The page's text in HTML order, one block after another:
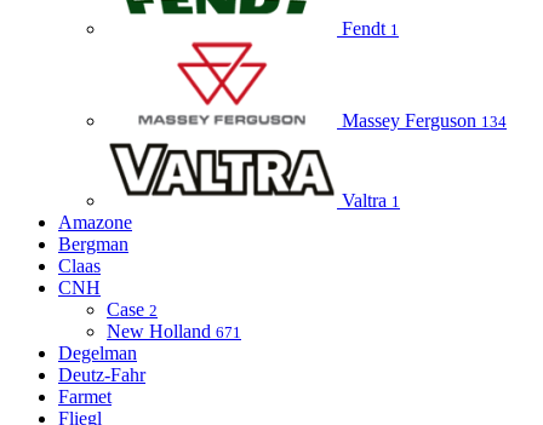
Fendt 1
Massey Ferguson 134
Valtra 1
Amazone
Bergman
Claas
CNH
Case 2
New Holland 671
Degelman
Deutz-Fahr
Farmet
Fliegl